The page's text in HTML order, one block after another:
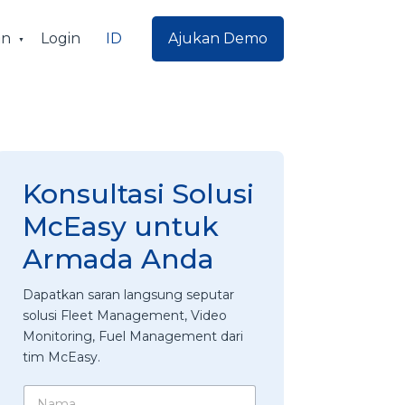
Login ID Ajukan Demo
Konsultasi Solusi
McEasy untuk
Armada Anda
Dapatkan saran langsung seputar
solusi Fleet Management, Video
Monitoring, Fuel Management dari
tim McEasy.
N